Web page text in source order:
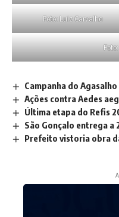
Foto: Luiz Carvalho
Campanha do
Ações contra Aedes
Última etapa do Refis
São Gonçalo entrega a
Prefeito vistoria obra